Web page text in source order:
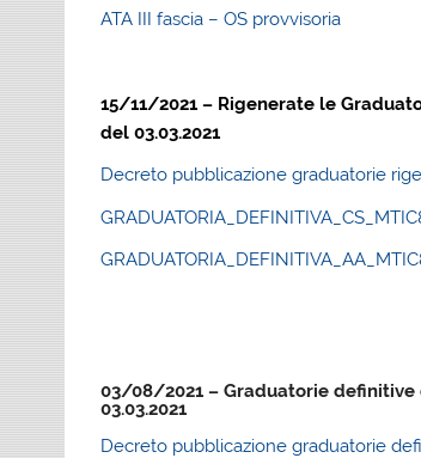
ATA III fascia – OS provvisoria
15/11/2021 – Rigenerate le
del 03.03.2021
Decreto pubblicazione graduatorie
03/08/2021 – Graduatorie definitive
03.03.2021
Decreto pubblicazione graduatorie